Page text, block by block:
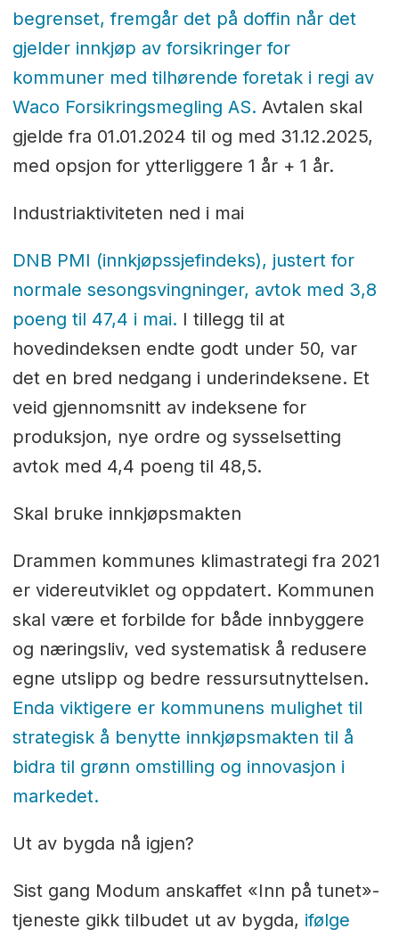
begrenset, fremgår det på doffin når det
gjelder innkjøp av forsikringer for
kommuner med tilhørende foretak i regi av
Waco Forsikringsmegling AS. Avtalen skal
gjelde fra 01.01.2024 til og med 31.12.2025,
med opsjon for ytterliggere 1 år + 1 år.
Industriaktiviteten ned i mai
DNB PMI (innkjøpssjefindeks), justert for
normale sesongsvingninger, avtok med 3,8
poeng til 47,4 i mai. I tillegg til at
hovedindeksen endte godt under 50, var
det en bred nedgang i underindeksene. Et
veid gjennomsnitt av indeksene for
produksjon, nye ordre og sysselsetting
avtok med 4,4 poeng til 48,5.
Skal bruke innkjøpsmakten
Drammen kommunes klimastrategi fra 2021
er videreutviklet og oppdatert. Kommunen
skal være et forbilde for både innbyggere
og næringsliv, ved systematisk å redusere
egne utslipp og bedre ressursutnyttelsen.
Enda viktigere er kommunens mulighet til
strategisk å benytte innkjøpsmakten til å
bidra til grønn omstilling og innovasjon i
markedet.
Ut av bygda nå igjen?
Sist gang Modum anskaffet «Inn på tunet»-
tjeneste gikk tilbudet ut av bygda, ifølge